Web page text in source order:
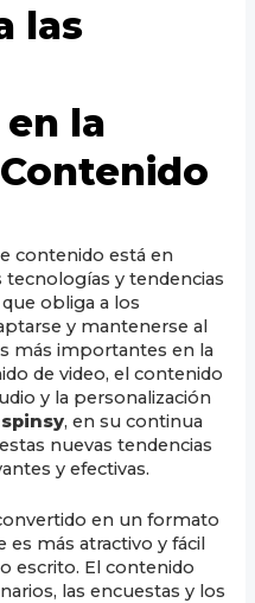
las
la
contenido está en
y tendencias
obliga a los
y mantenerse al
más importantes en la
de video, el contenido
y la personalización
spinsy, en su continua
nuevas tendencias
y efectivas.
en un formato
es más atractivo y fácil
escrito. El contenido
las encuestas y los